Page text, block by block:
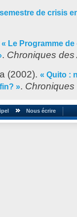
de crisis
« Le Programme
. Chroniques des
(2002). « Quito :
».
Nous écrire